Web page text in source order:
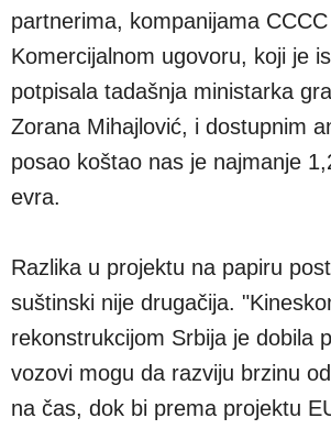
partnerima, kompanijama
Komercijalnom ugovoru, koji je
potpisala tadašnja ministarka
Zorana Mihajlović, i dostupnim
posao koštao nas je najmanje
evra.
Razlika u projektu na papiru
suštinski nije drugačija.
rekonstrukcijom Srbija je dobila
vozovi mogu da razviju brzinu
na čas, dok bi prema projektu